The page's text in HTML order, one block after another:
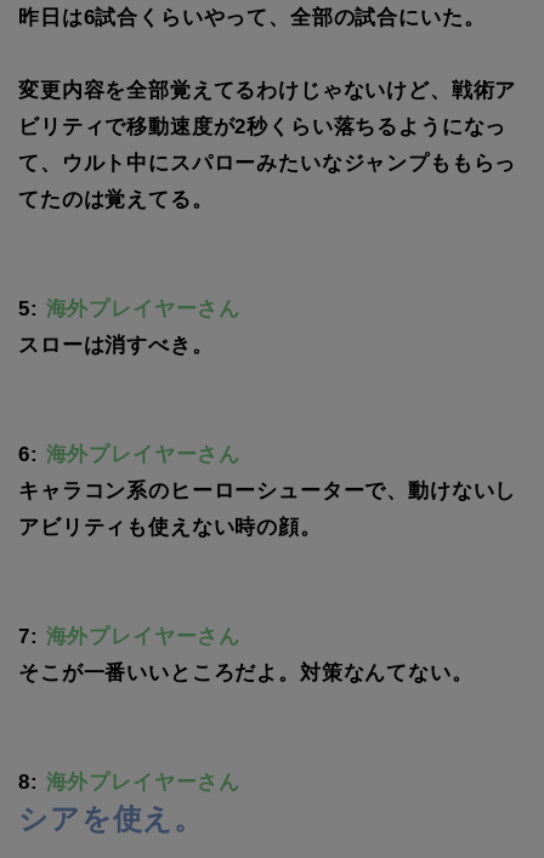
昨日は6試合くらいやって、全部の試合にいた。
変更内容を全部覚えてるわけじゃないけど、戦術ア
ビリティで移動速度が2秒くらい落ちるようになっ
て、ウルト中にスパローみたいなジャンプももらっ
てたのは覚えてる。
5: 海外プレイヤーさん
スローは消すべき。
6: 海外プレイヤーさん
キャラコン系のヒーローシューターで、動けないし
アビリティも使えない時の顔。
7: 海外プレイヤーさん
そこが一番いいところだよ。対策なんてない。
8: 海外プレイヤーさん
シアを使え。